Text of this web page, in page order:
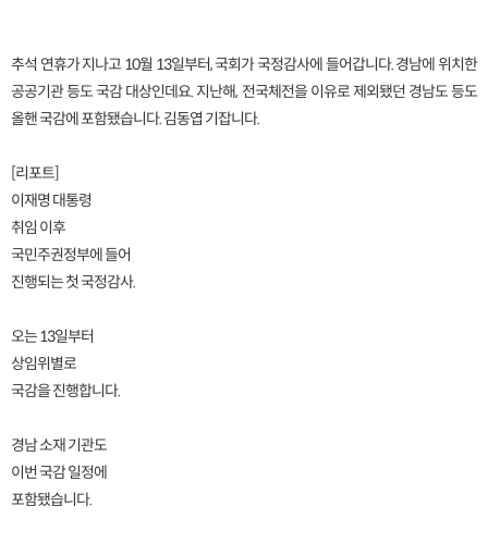
추석 연휴가 지나고 10월 13일부터, 국회가 국정감사에 들어갑니다. 경남에 위치한
공공기관 등도 국감 대상인데요. 지난해, 전국체전을 이유로 제외됐던 경남도 등도
올핸 국감에 포함됐습니다. 김동엽 기잡니다.
[리포트]
이재명 대통령
취임 이후
국민주권정부에 들어
진행되는 첫 국정감사.
오는 13일부터
상임위별로
국감을 진행합니다.
경남 소재 기관도
이번 국감 일정에
포함됐습니다.